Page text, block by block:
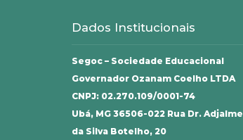
Dados Institucionais
Segoc – Sociedade Educacional
Governador Ozanam Coelho LTDA
CNPJ: 02.270.109/0001-74
Ubá, MG 36506-022 Rua Dr. Adjalme
da Silva Botelho, 20